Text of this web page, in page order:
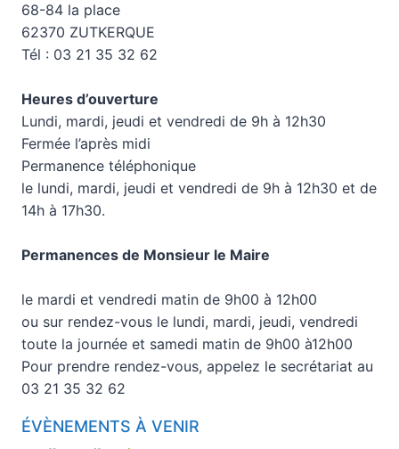
68-84 la place
62370 ZUTKERQUE
Tél : 03 21 35 32 62
Heures d’ouverture
Lundi, mardi, jeudi et vendredi de 9h à 12h30
Fermée l’après midi
Permanence téléphonique
le lundi, mardi, jeudi et vendredi de 9h à 12h30 et de
14h à 17h30.
Permanences de Monsieur le Maire
le mardi et vendredi matin de 9h00 à 12h00
ou sur rendez-vous le lundi, mardi, jeudi, vendredi
toute la journée et samedi matin de 9h00 à12h00
Pour prendre rendez-vous, appelez le secrétariat au
03 21 35 32 62
ÉVÈNEMENTS À VENIR